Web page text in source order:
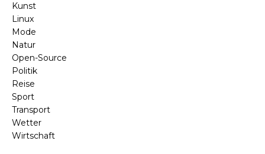
Kunst
Linux
Mode
Natur
Open-Source
Politik
Reise
Sport
Transport
Wetter
Wirtschaft